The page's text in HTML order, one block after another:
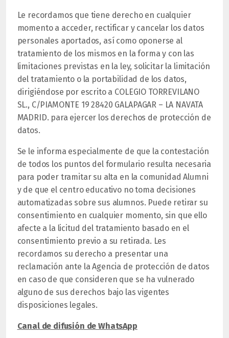
Le recordamos que tiene derecho en cualquier
momento a acceder, rectificar y cancelar los datos
personales aportados, así como oponerse al
tratamiento de los mismos en la forma y con las
limitaciones previstas en la ley, solicitar la limitación
del tratamiento o la portabilidad de los datos,
dirigiéndose por escrito a COLEGIO TORREVILANO
SL., C/PIAMONTE 19 28420 GALAPAGAR – LA NAVATA
MADRID. para ejercer los derechos de protección de
datos.
Se le informa especialmente de que la contestación
de todos los puntos del formulario resulta necesaria
para poder tramitar su alta en la comunidad Alumni
y de que el centro educativo no toma decisiones
automatizadas sobre sus alumnos. Puede retirar su
consentimiento en cualquier momento, sin que ello
afecte a la licitud del tratamiento basado en el
consentimiento previo a su retirada. Les
recordamos su derecho a presentar una
reclamación ante la Agencia de protección de datos
en caso de que consideren que se ha vulnerado
alguno de sus derechos bajo las vigentes
disposiciones legales.
Canal de difusión de WhatsApp